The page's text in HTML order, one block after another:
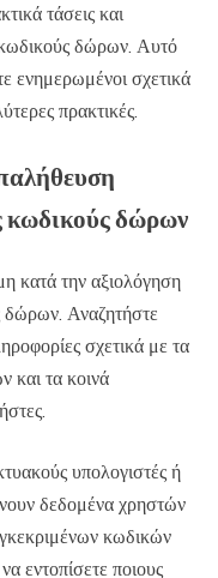
τάσεις και
κωδικούς δώρων. Αυτό
ενημερωμένοι σχετικά
πρακτικές.
κωδικούς δώρων
κατά την αξιολόγηση
δώρων. Αναζητήστε
σχετικά με τα
και τα κοινά
υπολογιστές ή
δεδομένα χρηστών
κωδικών
εντοπίσετε ποιους